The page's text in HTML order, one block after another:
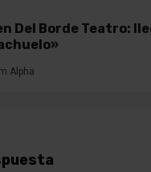
Del Borde Teatro:
Alpha